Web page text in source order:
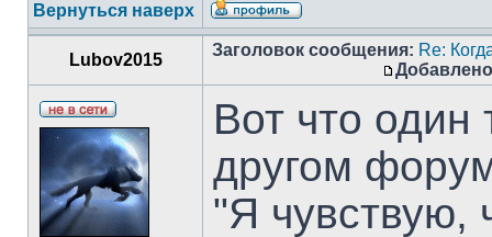
Вернуться наверх
Lubov2015
Заголовок сообщения: Re:
Вот что
другом
"Я чувствую,